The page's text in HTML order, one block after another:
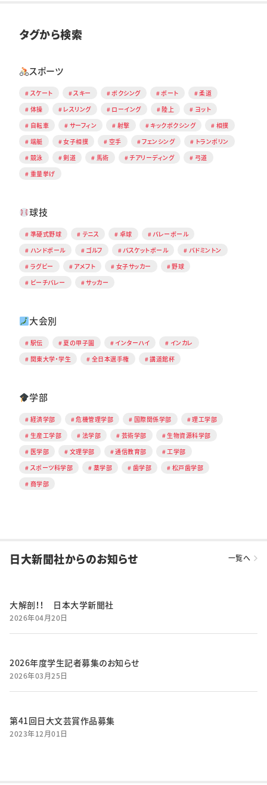
タグから検索
スポーツ
スケート スキー ボクシング ボート
柔道
体操
レスリング ローイング 陸上
ヨット
自転車
サーフィン 射撃 キックボクシング
相撲
端艇
女子相撲 空手 フェンシング
トランポリン
競泳
剣道 馬術 チアリーディング
弓道
重量挙げ
球技
準硬式野球 テニス 卓球
バレーボール
ハンドボール
ゴルフ バスケットボール
バドミントン
ラグビー
アメフト 女子サッカー
野球
ビーチバレー
サッカー
大会別
駅伝 夏の甲子園 インターハイ
インカレ
関東大学・学生
全日本選手権 講道館杯
学部
経済学部 危機管理学部 国際関係学部
理工学部
生産工学部
法学部 芸術学部
生物資源科学部
医学部
文理学部 通信教育部
工学部
スポーツ科学部
薬学部 歯学部
松戸歯学部
商学部
日大新聞社からのお知らせ 一覧へ
大解剖！！ 日本大学新聞社
2026年04月20日
2026年度学生記者募集のお知らせ
2026年03月25日
第41回日大文芸賞作品募集
2023年12月01日